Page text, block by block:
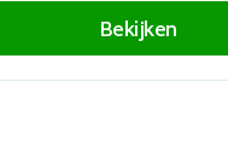
Bekijken